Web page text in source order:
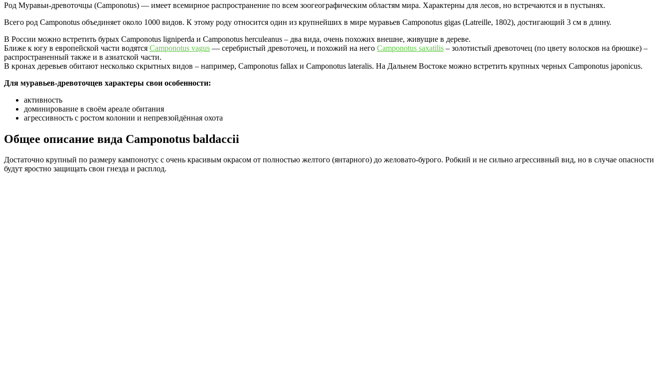
Род Муравьи-древоточцы (Camponotus) — имеет всемирное распространение по всем зоогеографическим областям мира. Характерны для лесов, но встречаются и в пустынях.
Всего род Camponotus объединяет около 1000 видов. К этому роду относится один из крупнейших в мире муравьев Camponotus gigas (Latreille, 1802), достигающий 3 см в длину.
В России можно встретить бурых Camponotus ligniperda и Camponotus herculeanus – два вида, очень похожих внешне, живущие в дереве.
Ближе к югу в европейской части водятся Camponotus vagus — серебристый древоточец, и похожий на него Camponotus saxatilis – золотистый древоточец (по цвету волосков на брюшке) –
распространенный также и в азиатской части.
В кронах деревьев обитают несколько скрытных видов – например, Camponotus fallax и Camponotus lateralis. На Дальнем Востоке можно встретить крупных черных Camponotus japonicus.
Для муравьев-древоточцев характеры свои особенности:
активность
доминирование в своём ареале обитания
агрессивность с ростом колонии и непревзойдённая охота
Общее описание вида Camponotus baldaccii
Достаточно крупный по размеру кампонотус с очень красивым окрасом от полностью желтого (янтарного) до желовато-бурого. Робкий и не сильно агрессивный вид, но в случае опасности
будут яростно защищать свои гнезда и расплод.